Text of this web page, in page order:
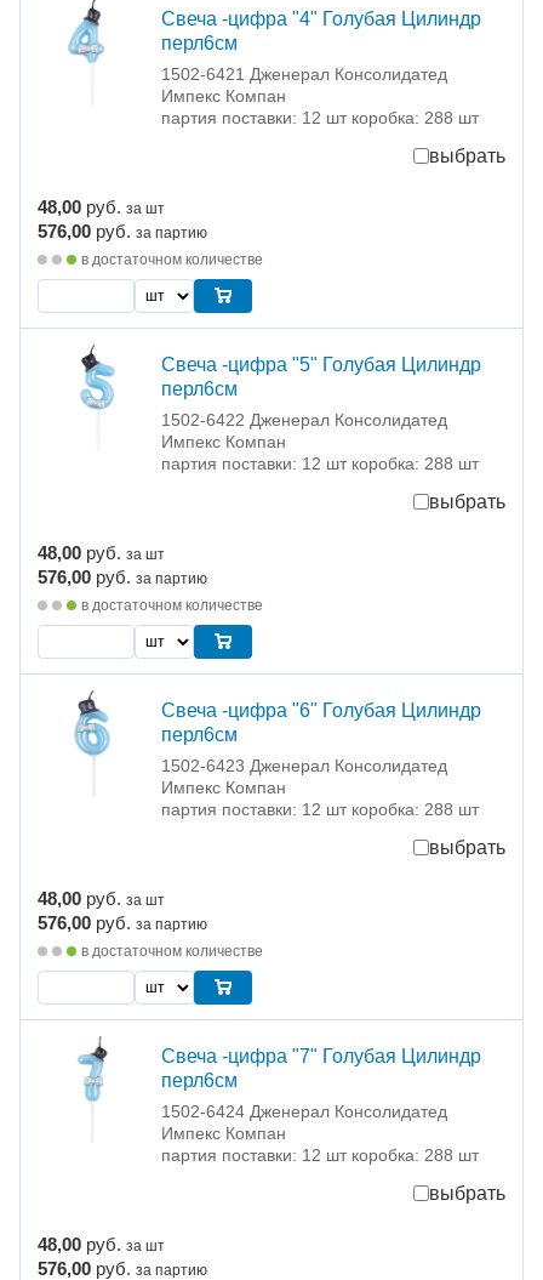
Свеча -цифра "4" Голубая Цилиндр
перл6см
1502-6421 Дженерал Консолидатед
Импекс Компан
партия поставки: 12 шт коробка: 288 шт
выбрать
48,00 руб. за шт
576,00 руб. за партию
в достаточном количестве
Свеча -цифра "5" Голубая Цилиндр
перл6см
1502-6422 Дженерал Консолидатед
Импекс Компан
партия поставки: 12 шт коробка: 288 шт
выбрать
48,00 руб. за шт
576,00 руб. за партию
в достаточном количестве
Свеча -цифра "6" Голубая Цилиндр
перл6см
1502-6423 Дженерал Консолидатед
Импекс Компан
партия поставки: 12 шт коробка: 288 шт
выбрать
48,00 руб. за шт
576,00 руб. за партию
в достаточном количестве
Свеча -цифра "7" Голубая Цилиндр
перл6см
1502-6424 Дженерал Консолидатед
Импекс Компан
партия поставки: 12 шт коробка: 288 шт
выбрать
48,00 руб. за шт
576,00 руб. за партию